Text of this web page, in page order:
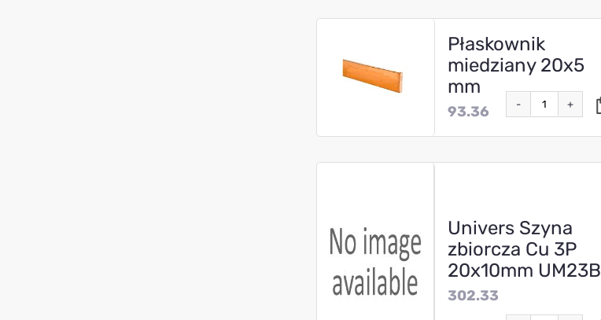
Płaskownik
miedziany 20x5
mm
93.36 - +
Univers Szyna
zbiorcza Cu 3P
20x10mm UM23B
302.33